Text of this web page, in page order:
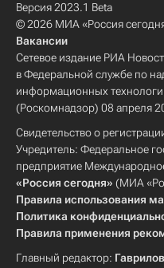
Версия 2023.1 Beta
© 2026 МИА «Россия
Вакансии
Сетевое издание РИА
в Федеральной службе по
информационных
(Роскомнадзор) 08 апреля
Свидетельство о
Учредитель: Федеральное
предприятие
«Россия сегодня» (МИА
Правила использования
Политика
Правила применения
Главный редактор: